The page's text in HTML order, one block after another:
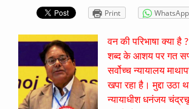
Print WhatsApp
वन की परिभाषा क्या है
शब्द के आशय पर गत
सर्वोच्च न्यायालय
खपा रहा है। मुद्दा उठा
न्यायाधीश धनंजय